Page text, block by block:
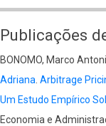
Adriana
Schor
Publicações
BONOMO, Marco
Adriana Arbitrage
Um Estudo Empírico
Economia e